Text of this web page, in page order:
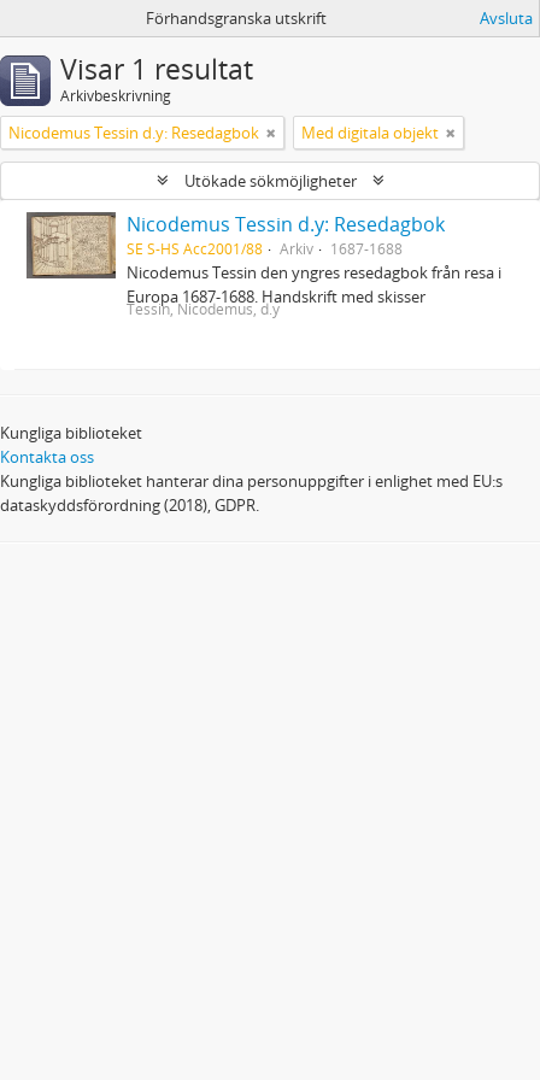
Förhandsgranska utskrift Avsluta
Visar 1 resultat
Arkivbeskrivning
Nicodemus Tessin d.y: Resedagbok Med digitala objekt
Utökade sökmöjligheter
Nicodemus Tessin d.y: Resedagbok
SE S-HS Acc2001/88 Arkiv 1687-1688
Nicodemus Tessin den yngres resedagbok från resa i
Europa 1687-1688. Handskrift med skisser
Tessin, Nicodemus, d.y
Kungliga biblioteket
Kontakta oss
Kungliga biblioteket hanterar dina personuppgifter i enlighet med EU:s
dataskyddsförordning (2018), GDPR.